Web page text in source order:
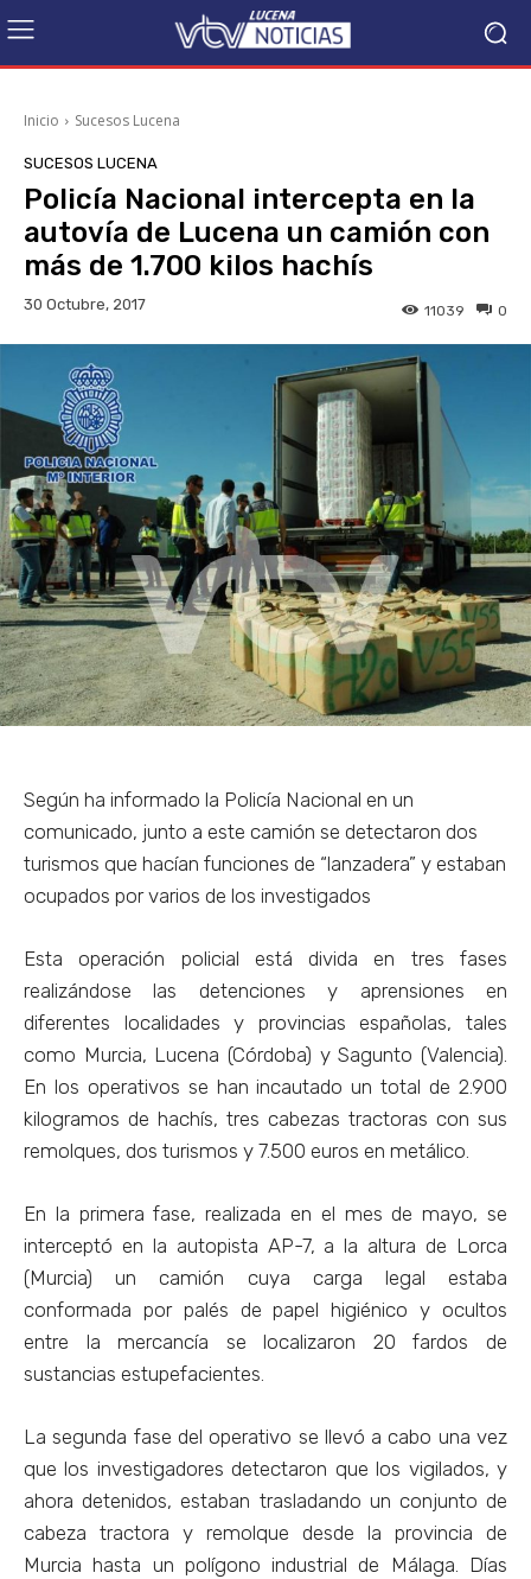
Inicio Sucesos Lucena
SUCESOS LUCENA
Policía Nacional intercepta en la
autovía de Lucena un camión con
más de 1.700 kilos hachís
30 Octubre, 2017 0
11039
Según ha informado la Policía Nacional en un
comunicado, junto a este camión se detectaron dos
turismos que hacían funciones de “lanzadera” y estaban
ocupados por varios de los investigados
Esta operación policial está divida en tres fases
realizándose las detenciones y aprensiones en
diferentes localidades y provincias españolas, tales
como Murcia, Lucena (Córdoba) y Sagunto (Valencia).
En los operativos se han incautado un total de 2.900
kilogramos de hachís, tres cabezas tractoras con sus
remolques, dos turismos y 7.500 euros en metálico.
En la primera fase, realizada en el mes de mayo, se
interceptó en la autopista AP-7, a la altura de Lorca
(Murcia) un camión cuya carga legal estaba
conformada por palés de papel higiénico y ocultos
entre la mercancía se localizaron 20 fardos de
sustancias estupefacientes.
La segunda fase del operativo se llevó a cabo una vez
que los investigadores detectaron que los vigilados, y
ahora detenidos, estaban trasladando un conjunto de
cabeza tractora y remolque desde la provincia de
Murcia hasta un polígono industrial de Málaga. Días